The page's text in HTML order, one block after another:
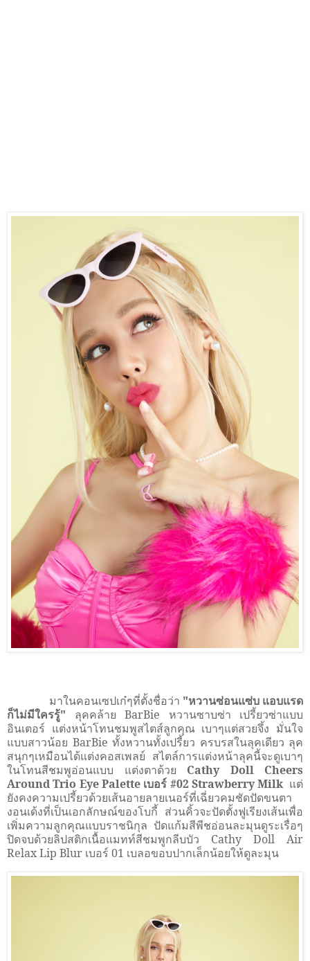
มาในคอนเซปเก๋ๆที่ตั้งชื่อว่า "หวานซ่อนแซ่บ แอบแรด
ก็ไม่มีใครรู้" ลุคคล้าย BarBie หวานซาบซ่า เปรี้ยวซ่าแบบ
อินเตอร์ แต่งหน้าโทนชมพูสไตส์ลูกคุณ เบาๆแต่สวยจึ้ง มั่นใจ
แบบสาวน้อย BarBie ทั้งหวานทั้งเปรี้ยว ครบรสในลุคเดียว ลุค
สนุกๆเหมือนได้แต่งคอสเพลย์ สไตล์การแต่งหน้าลุคนี้จะดูเบาๆ
ในโทนสีชมพูอ่อนแบบ แต่งตาด้วย Cathy Doll Cheers
Around Trio Eye Palette เบอร์ #02 Strawberry Milk แต่
ยังคงความเปรี้ยวด้วยเส้นอายลายเนอร์ที่เฉี่ยวคมชัดปัดขนตา
งอนเด้งที่เป็นเอกลักษณ์ของโบกี้ ส่วนคิ้วจะปัดตั้งฟูเรียงเส้นเพื่อ
เพิ่มความลูกคุณแบบราชนิกุล ปัดแก้มสีพีชอ่อนละมุนดูระเรื่อๆ
ปิดจบด้วยลิปสติกเนื้อแมทท์สีชมพูกลีบบัว Cathy Doll Air
Relax Lip Blur เบอร์ 01 เบลอขอบปากเล็กน้อยให้ดูละมุน